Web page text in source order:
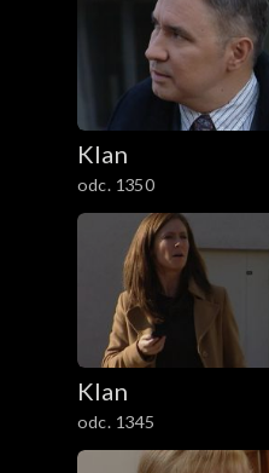
Klan
odc. 1350
Klan
odc. 1345